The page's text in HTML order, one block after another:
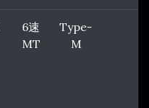
6速
MT
Type-
M